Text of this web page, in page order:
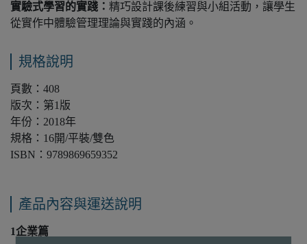
實驗式學習的實踐： 精巧設計課後練習與小組活動，讓學生
從實作中體驗管理理論與實踐的內涵。
規格說明
頁數：408
版次：第1版
年份：2018年
規格：16開/平裝/雙色
ISBN：9789869659352
產品內容與運送說明
1企業篇